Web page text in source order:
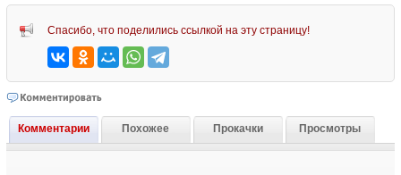
Спасибо, что поделились ссылкой на эту страницу!
Комментарии Похожее Прокачки Просмотры